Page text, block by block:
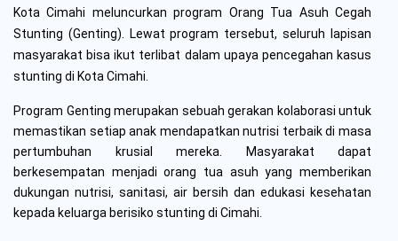
Kota Cimahi meluncurkan program Orang Tua Asuh Cegah
Stunting (Genting). Lewat program tersebut, seluruh lapisan
masyarakat bisa ikut terlibat dalam upaya pencegahan kasus
stunting di Kota Cimahi.
Program Genting merupakan sebuah gerakan kolaborasi untuk
memastikan setiap anak mendapatkan nutrisi terbaik di masa
pertumbuhan krusial mereka. Masyarakat dapat
berkesempatan menjadi orang tua asuh yang memberikan
dukungan nutrisi, sanitasi, air bersih dan edukasi kesehatan
kepada keluarga berisiko stunting di Cimahi.